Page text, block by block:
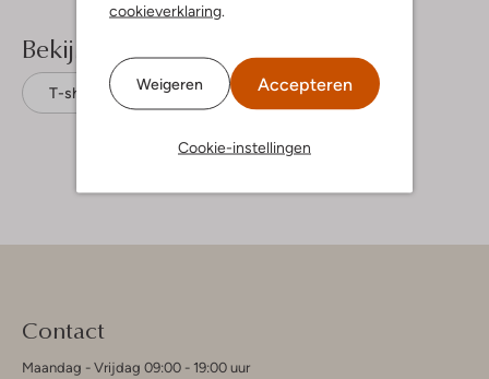
cookieverklaring.
Weigeren Accepteren
Cookie-instellingen
Bekijk meer
T-shirts By-Bar Viscose
Contact
Maandag - Vrijdag 09:00 - 19:00 uur